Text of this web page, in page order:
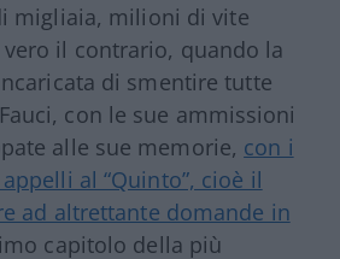
migliaia, milioni di vite
vero il contrario, quando la
di smentire tutte
con le sue ammissioni
alle sue memorie, con i
al “Quinto”, cioè il
ad altrettante domande in
capitolo della più